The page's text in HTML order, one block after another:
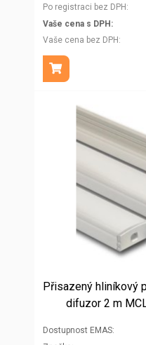
Po registraci bez DPH
Vaše cena s DPH
Vaše cena bez DPH
Přidat do košíku
Přisazený hliníkový
difuzor 2 m
Dostupnost EMAS